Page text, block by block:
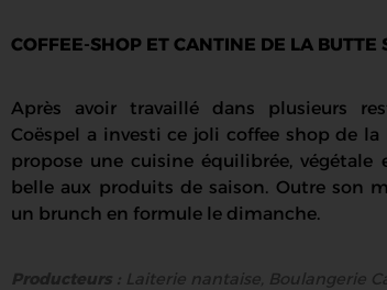
COFFEE-SHOP ET CANTINE DE LA BUTTE
Après avoir travaillé dans plusieurs
Coëspel a investi ce joli coffee shop de
propose une cuisine équilibrée,
belle aux produits de saison. Outre son
un brunch en formule le dimanche.
Producteurs : Laiterie nantaise, Boulangerie